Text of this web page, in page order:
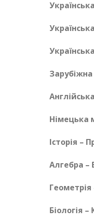
Німецька
Історія –
Алгебра –
Біологія